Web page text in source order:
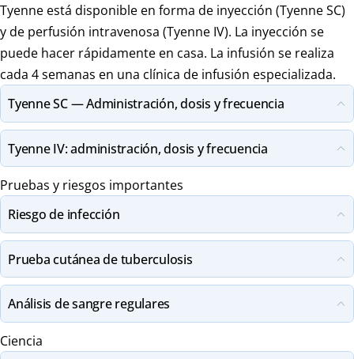
Tyenne está disponible en forma de inyección (Tyenne SC)
y de perfusión intravenosa (Tyenne IV). La inyección se
puede hacer rápidamente en casa. La infusión se realiza
cada 4 semanas en una clínica de infusión especializada.
Tyenne SC — Administración, dosis y frecuencia
Tyenne IV: administración, dosis y frecuencia
Pruebas y riesgos importantes
Riesgo de infección
Prueba cutánea de tuberculosis
Análisis de sangre regulares
Ciencia